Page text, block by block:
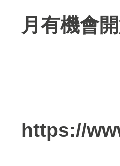
月有機會
https://